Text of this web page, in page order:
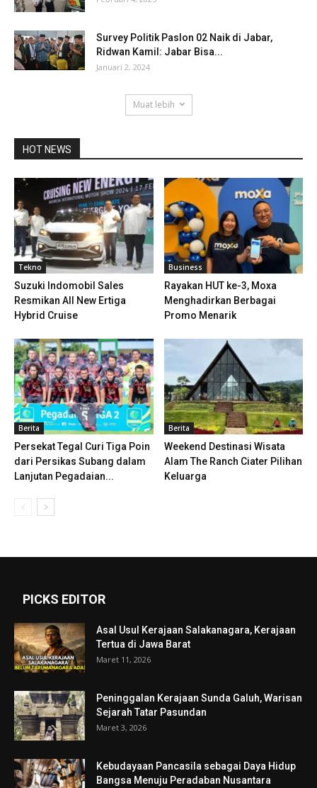
Survey Politik Paslon 02 Naik di Jabar,
Ridwan Kamil: Jabar Bisa...
Januari 2, 2024
Muat lebih
HOT NEWS
Tekno
Suzuki Indomobil Sales
Resmikan All New Ertiga
Hybrid Cruise
Business
Rayakan HUT ke-3, Moxa
Menghadirkan Berbagai
Promo Menarik
Berita
Persekat Tegal Curi Tiga Poin
dari Persikas Subang dalam
Lanjutan Pegadaian...
Berita
Weekend Destinasi Wisata
Alam The Ranch Ciater Pilihan
Keluarga
PICKS EDITOR
Asal Usul Kerajaan Salakanagara, Kerajaan
Tertua di Jawa Barat
Maret 11, 2026
Peninggalan Kerajaan Sunda Galuh, Warisan
Sejarah Tatar Pasundan
Maret 3, 2026
Kebudayaan Pancasila sebagai Daya Hidup
Bangsa Menuju Peradaban Nusantara